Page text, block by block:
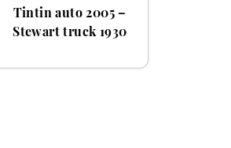
Tintin auto 2005 –
Stewart truck 1930